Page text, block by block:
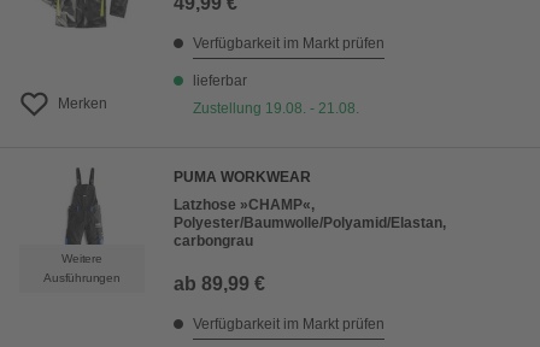
Merken
Verfügbarkeit im Markt prüfen
lieferbar
Zustellung 19.08. - 21.08.
Weitere
Ausführungen
PUMA WORKWEAR
Latzhose »CHAMP«,
Polyester/Baumwolle/Polyamid/Elastan,
carbongrau
ab 89,99 €
Verfügbarkeit im Markt prüfen